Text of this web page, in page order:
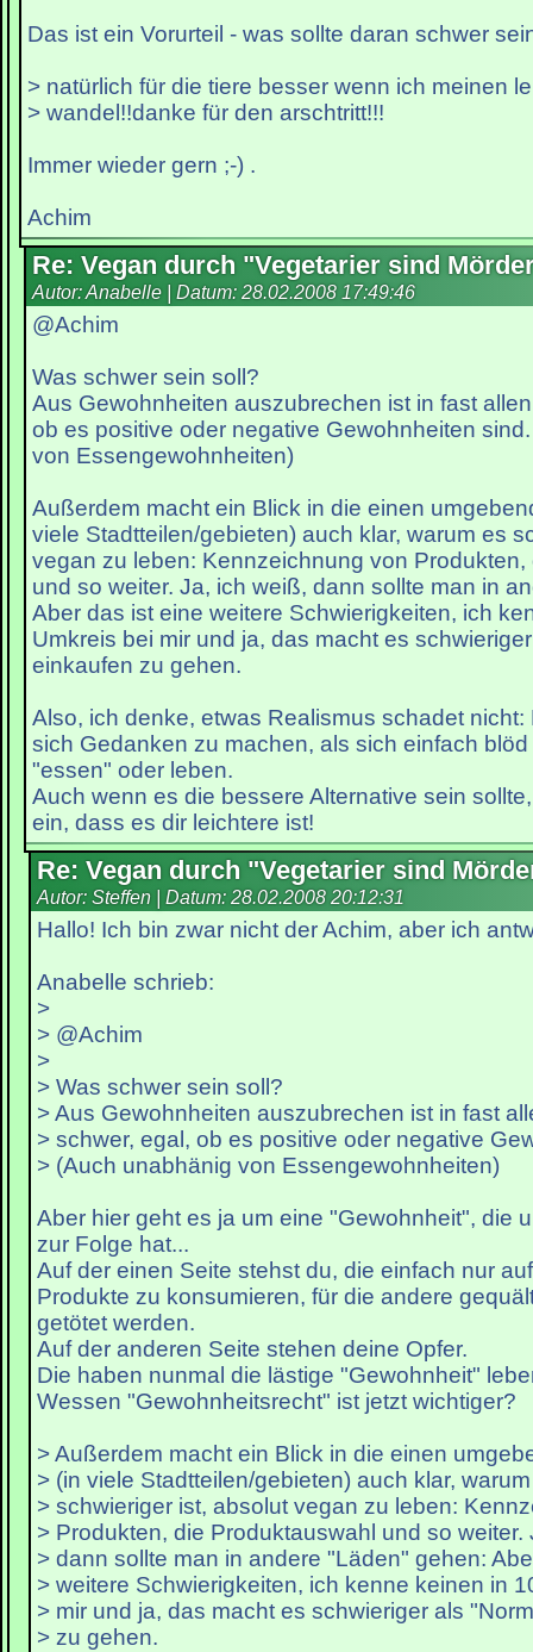
Das ist ein Vorurteil - was sollte daran schwer
> natürlich für die tiere besser wenn ich meinen
> wandel!!danke für den arschtritt!!!
Immer wieder gern ;-) .
Achim
Re: Vegan durch "Vegetarier sind
Autor: Anabelle | Datum: 28.02.2008 17:49:46
@Achim
Was schwer sein soll?
Aus Gewohnheiten auszubrechen ist in fast
ob es positive oder negative Gewohnheiten
von Essengewohnheiten)
Außerdem macht ein Blick in die einen
viele Stadtteilen/gebieten) auch klar, warum es
vegan zu leben: Kennzeichnung von
und so weiter. Ja, ich weiß, dann sollte man in
Aber das ist eine weitere Schwierigkeiten, ich
Umkreis bei mir und ja, das macht es
einkaufen zu gehen.
Also, ich denke, etwas Realismus schadet nicht:
sich Gedanken zu machen, als sich einfach
"essen" oder leben.
Auch wenn es die bessere Alternative sein
ein, dass es dir leichtere ist!
Re: Vegan durch "Vegetarier sind
Autor: Steffen | Datum: 28.02.2008 20:12:31
Hallo! Ich bin zwar nicht der Achim, aber ich
Anabelle schrieb:
>
> @Achim
>
> Was schwer sein soll?
> Aus Gewohnheiten auszubrechen ist in fast
> schwer, egal, ob es positive oder negative
> (Auch unabhänig von Essengewohnheiten)
Aber hier geht es ja um eine "Gewohnheit", die
zur Folge hat...
Auf der einen Seite stehst du, die einfach nur
Produkte zu konsumieren, für die andere
getötet werden.
Auf der anderen Seite stehen deine Opfer.
Die haben nunmal die lästige "Gewohnheit"
Wessen "Gewohnheitsrecht" ist jetzt wichtiger?
> Außerdem macht ein Blick in die einen
> (in viele Stadtteilen/gebieten) auch klar,
> schwieriger ist, absolut vegan zu leben:
> Produkten, die Produktauswahl und so weiter.
> dann sollte man in andere "Läden" gehen:
> weitere Schwierigkeiten, ich kenne keinen in
> mir und ja, das macht es schwieriger als
> zu gehen.